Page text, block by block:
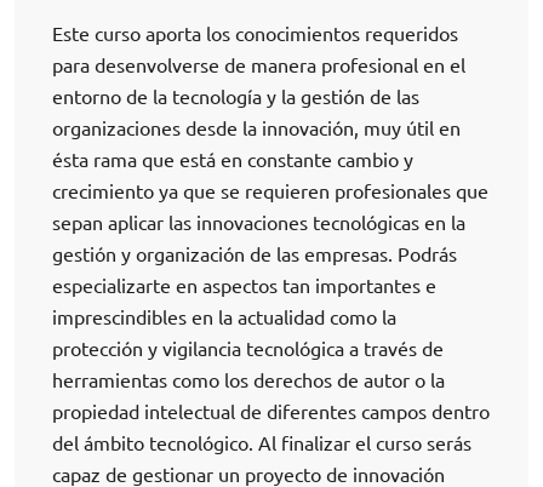
Este curso aporta los conocimientos requeridos
para desenvolverse de manera profesional en el
entorno de la tecnología y la gestión de las
organizaciones desde la innovación, muy útil en
ésta rama que está en constante cambio y
crecimiento ya que se requieren profesionales que
sepan aplicar las innovaciones tecnológicas en la
gestión y organización de las empresas. Podrás
especializarte en aspectos tan importantes e
imprescindibles en la actualidad como la
protección y vigilancia tecnológica a través de
herramientas como los derechos de autor o la
propiedad intelectual de diferentes campos dentro
del ámbito tecnológico. Al finalizar el curso serás
capaz de gestionar un proyecto de innovación